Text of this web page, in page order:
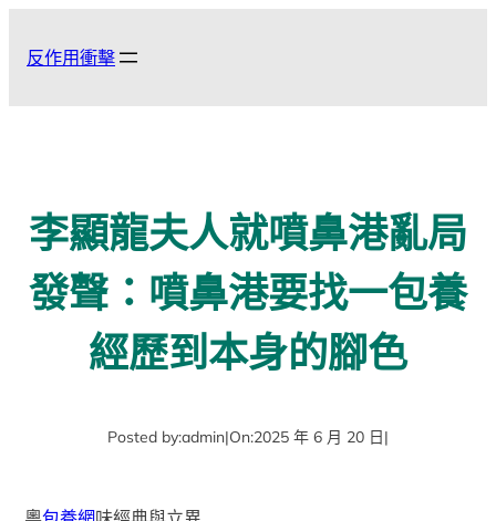
反作用衝擊
李顯龍夫人就噴鼻港亂局
發聲：噴鼻港要找一包養
經歷到本身的腳色
Posted by:admin|On:2025 年 6 月 20 日|